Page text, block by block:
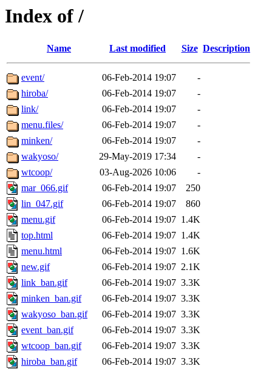
Index of /
Name Last modified Size Description
event/ 06-Feb-2014 19:07
-
hiroba/
06-Feb-2014 19:07
-
link/
06-Feb-2014 19:07
-
menu.files/
06-Feb-2014 19:07
-
minken/
06-Feb-2014 19:07
-
wakyoso/
29-May-2019 17:34
-
wtcoop/
03-Aug-2026 10:06
-
mar_066.gif
06-Feb-2014 19:07
250
lin_047.gif
06-Feb-2014 19:07
860
menu.gif
06-Feb-2014 19:07 1.4K
top.html
06-Feb-2014 19:07 1.4K
menu.html
06-Feb-2014 19:07 1.6K
new.gif
06-Feb-2014 19:07 2.1K
link_ban.gif
06-Feb-2014 19:07 3.3K
minken_ban.gif
06-Feb-2014 19:07 3.3K
wakyoso_ban.gif
06-Feb-2014 19:07 3.3K
event_ban.gif
06-Feb-2014 19:07 3.3K
wtcoop_ban.gif
06-Feb-2014 19:07 3.3K
hiroba_ban.gif
06-Feb-2014 19:07 3.3K